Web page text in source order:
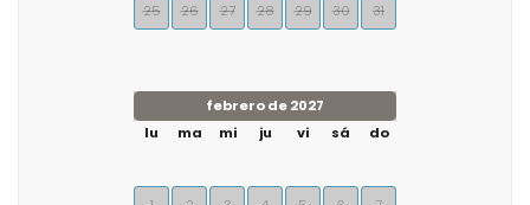
25 26 27 28 29 30 31
febrero de 2027
lu
ma mi ju vi sá do